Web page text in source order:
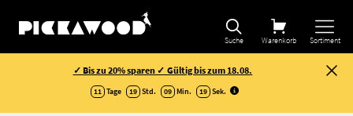
Suche Warenkorb Sortiment
✓ Bis zu 20% sparen ✓ Gültig bis zum 18.08.
11 Tage 19 Std. 09 Min. 18 Sek.